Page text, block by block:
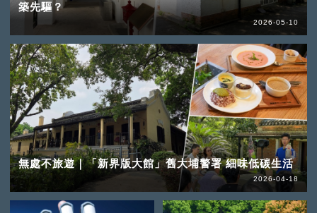
築先驅？
2026-05-10
無處不旅遊｜「新界版大館」舊大埔警署 細味低碳生活
2026-04-18